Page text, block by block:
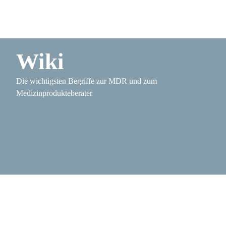
Wiki
Die wichtigsten Begriffe zur MDR und zum
Medizinprodukteberater